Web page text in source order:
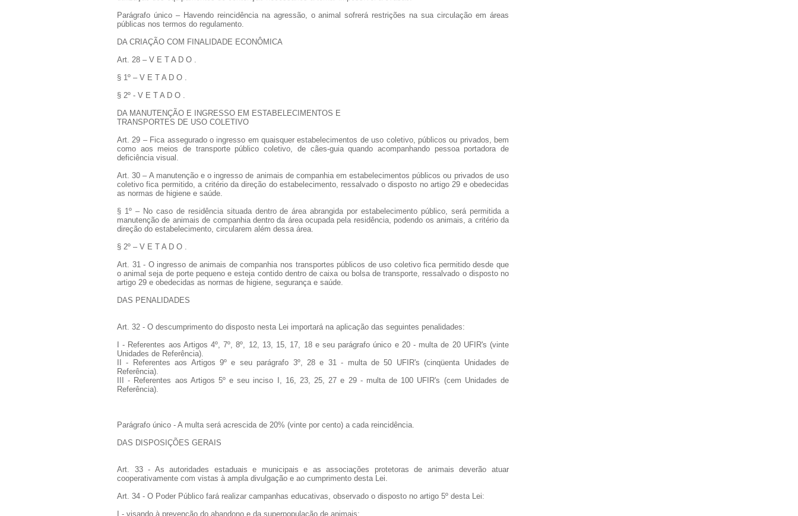
Parágrafo único – Havendo reincidência na agressão, o animal sofrerá restrições na sua circulação em áreas
públicas nos termos do regulamento.
DA CRIAÇÃO COM FINALIDADE ECONÔMICA
Art. 28 – V E T A D O .
§ 1º – V E T A D O .
§ 2º - V E T A D O .
DA MANUTENÇÃO E INGRESSO EM ESTABELECIMENTOS E
TRANSPORTES DE USO COLETIVO
Art. 29 – Fica assegurado o ingresso em quaisquer estabelecimentos de uso coletivo, públicos ou privados, bem
como aos meios de transporte público coletivo, de cães-guia quando acompanhando pessoa portadora de
deficiência visual.
Art. 30 – A manutenção e o ingresso de animais de companhia em estabelecimentos públicos ou privados de uso
coletivo fica permitido, a critério da direção do estabelecimento, ressalvado o disposto no artigo 29 e obedecidas
as normas de higiene e saúde.
§ 1º – No caso de residência situada dentro de área abrangida por estabelecimento público, será permitida a
manutenção de animais de companhia dentro da área ocupada pela residência, podendo os animais, a critério da
direção do estabelecimento, circularem além dessa área.
§ 2º – V E T A D O .
Art. 31 - O ingresso de animais de companhia nos transportes públicos de uso coletivo fica permitido desde que
o animal seja de porte pequeno e esteja contido dentro de caixa ou bolsa de transporte, ressalvado o disposto no
artigo 29 e obedecidas as normas de higiene, segurança e saúde.
DAS PENALIDADES
Art. 32 - O descumprimento do disposto nesta Lei importará na aplicação das seguintes penalidades:
I - Referentes aos Artigos 4º, 7º, 8º, 12, 13, 15, 17, 18 e seu parágrafo único e 20 - multa de 20 UFIR's (vinte
Unidades de Referência).
II - Referentes aos Artigos 9º e seu parágrafo 3º, 28 e 31 - multa de 50 UFIR's (cinqüenta Unidades de
Referência).
III - Referentes aos Artigos 5º e seu inciso I, 16, 23, 25, 27 e 29 - multa de 100 UFIR's (cem Unidades de
Referência).
Parágrafo único - A multa será acrescida de 20% (vinte por cento) a cada reincidência.
DAS DISPOSIÇÕES GERAIS
Art. 33 - As autoridades estaduais e municipais e as associações protetoras de animais deverão atuar
cooperativamente com vistas à ampla divulgação e ao cumprimento desta Lei.
Art. 34 - O Poder Público fará realizar campanhas educativas, observado o disposto no artigo 5º desta Lei:
I - visando à prevenção do abandono e da superpopulação de animais;